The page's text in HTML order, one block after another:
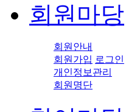
회원마당
회원안내
회원가입 로그인
개인정보관리
회원명단